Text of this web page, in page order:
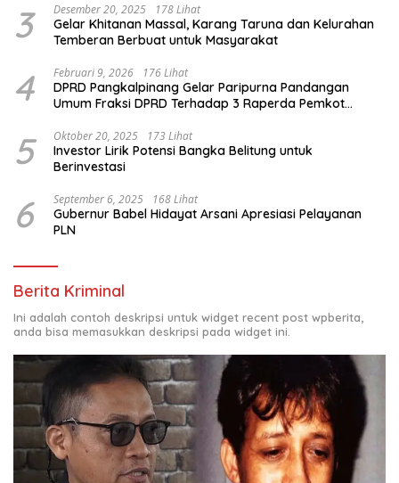
3 Desember 20, 2025 178 Lihat
Gelar Khitanan Massal, Karang Taruna dan Kelurahan
Temberan Berbuat untuk Masyarakat
4 Februari 9, 2026 176 Lihat
DPRD Pangkalpinang Gelar Paripurna Pandangan
Umum Fraksi DPRD Terhadap 3 Raperda Pemkot
5 Oktober 20, 2025 173 Lihat
Investor Lirik Potensi Bangka Belitung untuk
Berinvestasi
6 September 6, 2025 168 Lihat
Gubernur Babel Hidayat Arsani Apresiasi Pelayanan
PLN
Berita Kriminal
Ini adalah contoh deskripsi untuk widget recent post wpberita,
anda bisa memasukkan deskripsi pada widget ini.